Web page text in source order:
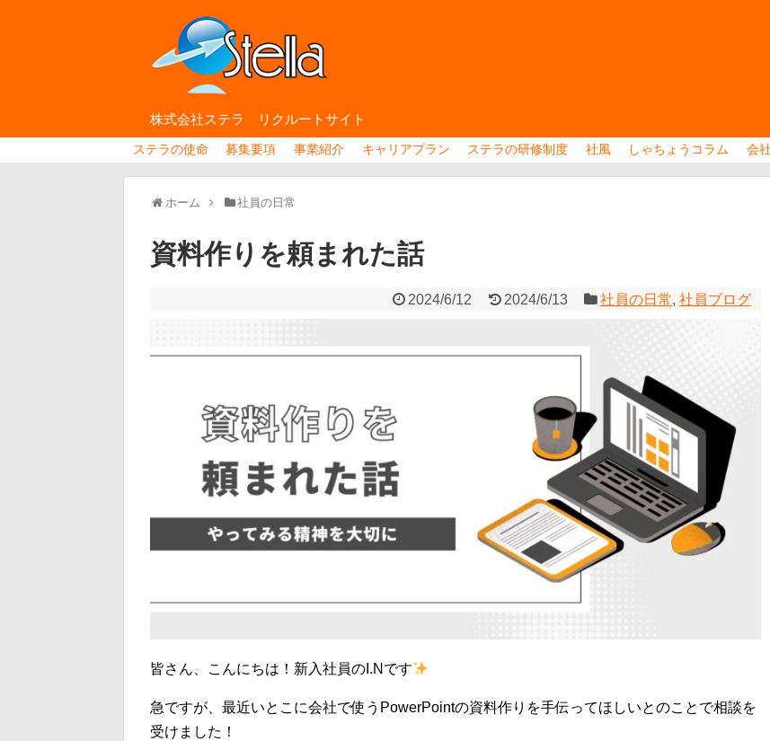
株式会社ステラ リクルートサイト
ステラの使命 募集要項 事業紹介 キャリアプラン ステラの研修制度 社風 しゃちょうコラム 会
ホーム 社員の日常
資料作りを頼まれた話
2024/6/12 2024/6/13 社員の日常, 社員ブログ
皆さん、こんにちは！新入社員のI.Nです
急ですが、最近いとこに会社で使うPowerPointの資料作りを手伝ってほしいとのことで相談を
受けました！